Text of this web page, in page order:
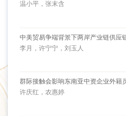
温小平，张末含
中美贸易争端背景下两岸产业链供应
李月，许宁宁，刘玉人
群际接触会影响东南亚中资企业外籍
价吗？ ——基于中国发展模式认同
许庆红，农惠婷